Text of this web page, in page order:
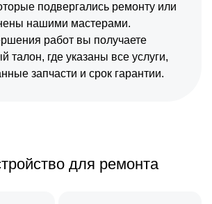
подвергались ремонту или
нашими мастерами.
работ вы получаете
талон, где указаны все услуги,
запчасти и срок гарантии.
для ремонта